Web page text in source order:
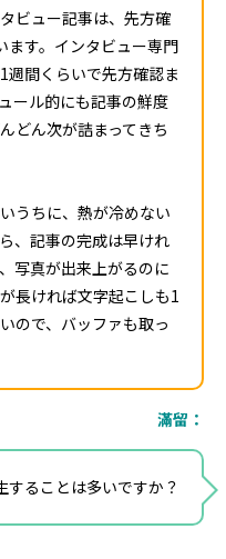
ビュー記事は、先方確
ます。インタビュー専門
週間くらいで先方確認ま
ール的にも記事の鮮度
どん次が詰まってきち
うちに、熱が冷めない
、記事の完成は早けれ
写真が出来上がるのに
長ければ文字起こしも1
ので、バッファも取っ
滿留：
することは多いですか？